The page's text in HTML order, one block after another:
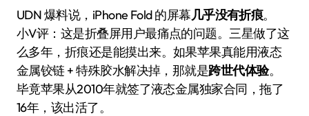
UDN 爆料说，iPhone Fold 的屏幕几乎没有折痕。
小V评：这是折叠屏用户最痛点的问题。三星做了这
么多年，折痕还是能摸出来。如果苹果真能用液态
金属铰链 + 特殊胶水解决掉，那就是跨世代体验。
毕竟苹果从2010年就签了液态金属独家合同，拖了
16年，该出活了。